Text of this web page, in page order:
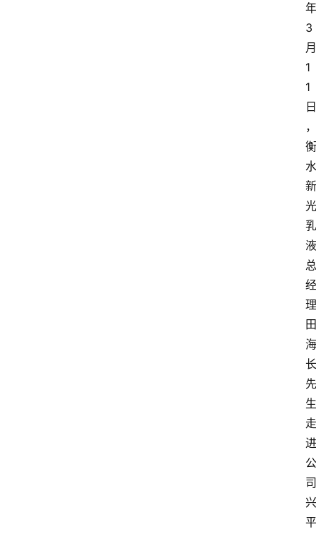
年
3
月
1
1
日
，
衡
水
新
光
乳
液
总
经
理
田
海
长
先
生
走
进
公
司
兴
平